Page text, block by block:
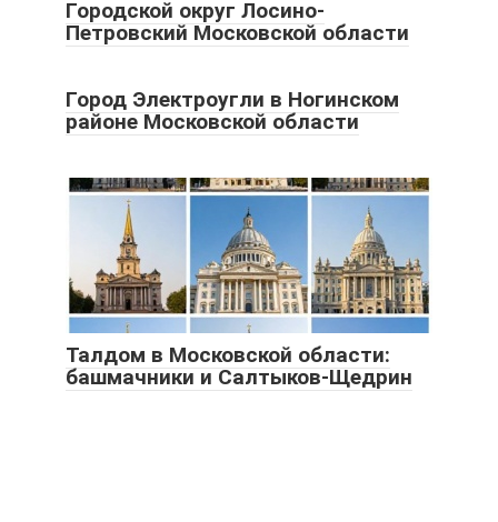
Городской округ Лосино-
Петровский Московской области
Город Электроугли в Ногинском
районе Московской области
Талдом в Московской области:
башмачники и Салтыков-Щедрин